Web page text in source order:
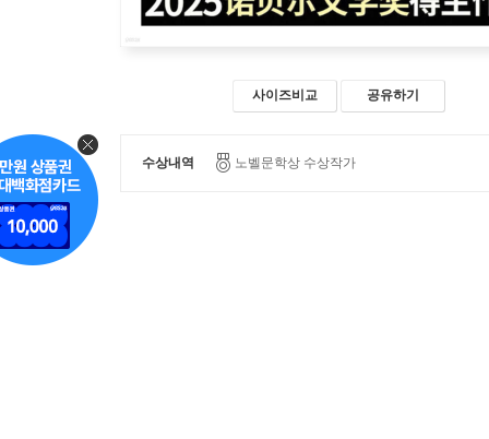
사이즈비교 공유하기
수상내역 노벨문학상 수상작가